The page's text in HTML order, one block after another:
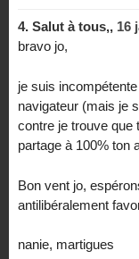
4. Salut à tous,, 16
bravo jo,
je suis
navigateur (mais je
contre je trouve que
partage à 100% ton
Bon vent jo,
antilibéralement
nanie, martigues